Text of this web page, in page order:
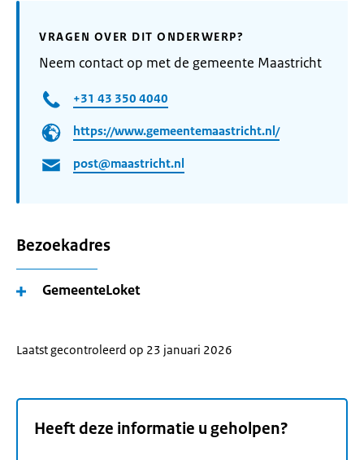
VRAGEN OVER DIT ONDERWERP?
Neem contact op met de gemeente Maastricht
+31 43 350 4040
https://www.gemeentemaastricht.nl/
post@maastricht.nl
Bezoekadres
GemeenteLoket
Laatst gecontroleerd op 23 januari 2026
Heeft deze informatie u geholpen?